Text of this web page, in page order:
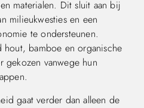
materialen. Dit sluit aan bij
milieukwesties en een
te ondersteunen.
hout, bamboe en organische
gekozen vanwege hun
gaat verder dan alleen de